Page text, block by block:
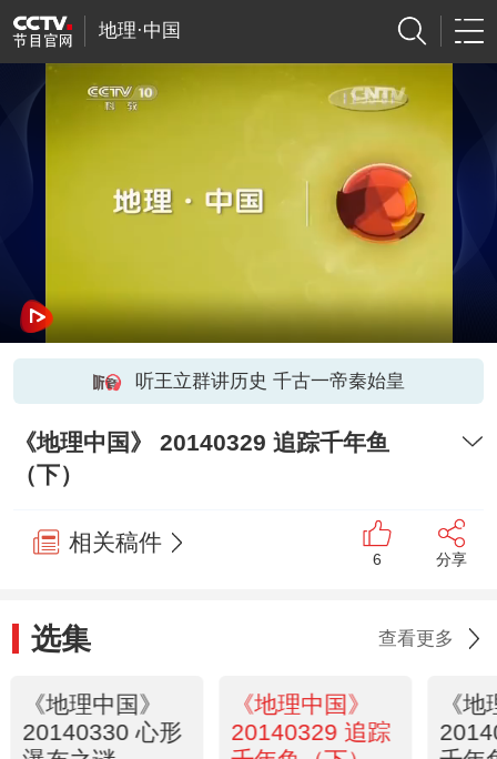
地理·中国
听王立群讲历史 千古一帝秦始皇
《地理中国》 20140329 追踪千年鱼
（下）
相关稿件
6 分享
选集 查看更多
《地理中国》
20140330 心形
《地理中国》
20140329 追踪
《